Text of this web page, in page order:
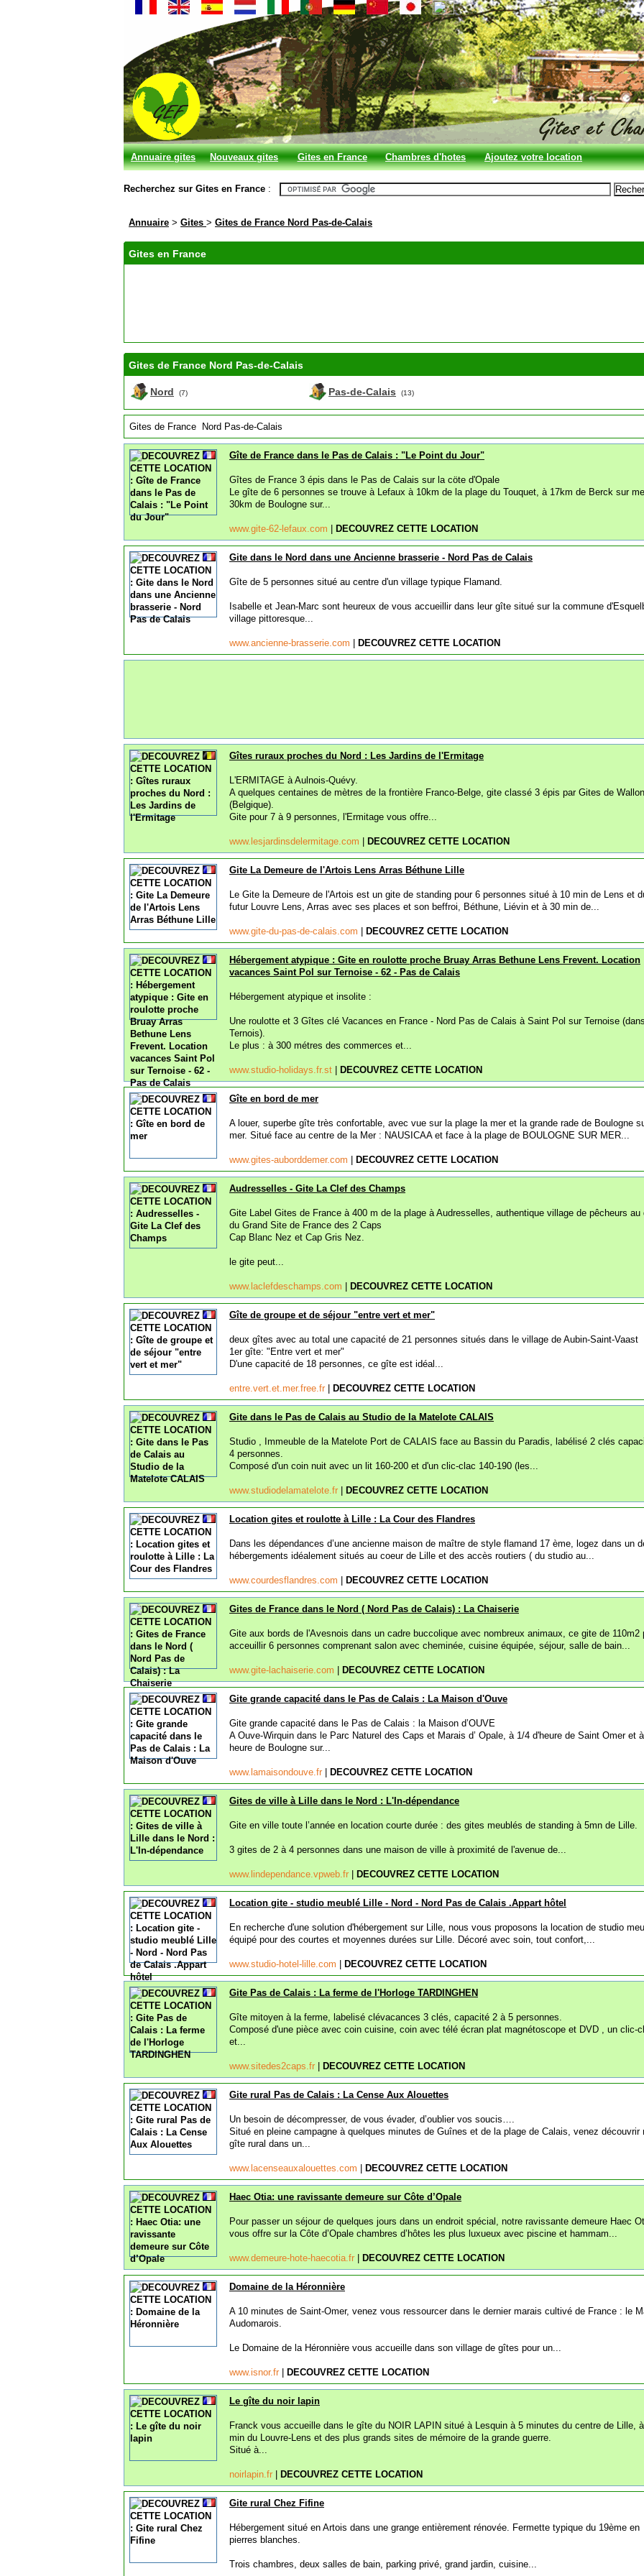
Annuaire gites Nouveaux gites
et chambres
Gites en France Chambres d'hotes
en France
Ajoutez votre location
Recherchez sur Gites en France :
Annuaire > Gites > Gites de France Nord Pas-de-Calais
Gites en France
Gites de France Nord Pas-de-Calais
Nord (7) Pas-de-Calais (13)
Gites de France Nord Pas-de-Calais
Gîte de France dans le Pas de Calais : "Le Point du Jour"
Gîtes de France 3 épis dans le Pas de Calais sur la cöte d'Opale
Le gîte de 6 personnes se trouve à Lefaux à 10km de la plage du Touquet, à 17km de Berck sur
30km de Boulogne sur...
www.gite-62-lefaux.com DECOUVREZ CETTE LOCATION
Gite dans le Nord dans une Ancienne brasserie - Nord Pas de Calais
Gîte de 5 personnes situé au centre d'un village typique Flamand.
Isabelle et Jean-Marc sont heureux de vous accueillir dans leur gîte situé sur la commune
village pittoresque...
www.ancienne-brasserie.com DECOUVREZ CETTE LOCATION
Gîtes ruraux proches du Nord : Les Jardins de l'Ermitage
L'ERMITAGE à Aulnois-Quévy.
A quelques centaines de mètres de la frontière Franco-Belge, gite classé 3 épis par Gites de
(Belgique).
Gite pour 7 à 9 personnes, l'Ermitage vous offre...
www.lesjardinsdelermitage.com DECOUVREZ CETTE LOCATION
Gite La Demeure de l'Artois Lens Arras Béthune Lille
Le Gite la Demeure de l'Artois est un gite de standing pour 6 personnes situé à 10 min de Lens et
futur Louvre Lens, Arras avec ses places et son beffroi, Béthune, Liévin et à 30 min de...
www.gite-du-pas-de-calais.com DECOUVREZ CETTE LOCATION
Hébergement atypique : Gite en roulotte proche Bruay Arras Bethune Lens Frevent. Location
vacances Saint Pol sur Ternoise - 62 - Pas de Calais
Hébergement atypique et insolite :
Une roulotte et 3 Gîtes clé Vacances en France - Nord Pas de Calais à Saint Pol sur Ternoise
Ternois).
Le plus : à 300 métres des commerces et...
www.studio-holidays.fr.st DECOUVREZ CETTE LOCATION
Gîte en bord de mer
A louer, superbe gîte très confortable, avec vue sur la plage la mer et la grande rade de Boulogne
mer. Situé face au centre de la Mer : NAUSICAA et face à la plage de BOULOGNE SUR MER...
www.gites-auborddemer.com DECOUVREZ CETTE LOCATION
Audresselles - Gite La Clef des Champs
Gite Label Gites de France à 400 m de la plage à Audresselles, authentique village de pêcheurs au
du Grand Site de France des 2 Caps
Cap Blanc Nez et Cap Gris Nez.
le gite peut...
www.laclefdeschamps.com DECOUVREZ CETTE LOCATION
Gîte de groupe et de séjour "entre vert et mer"
deux gîtes avec au total une capacité de 21 personnes situés dans le village de Aubin-Saint-Vaast
1er gîte: "Entre vert et mer"
D'une capacité de 18 personnes, ce gîte est idéal...
entre.vert.et.mer.free.fr DECOUVREZ CETTE LOCATION
Gite dans le Pas de Calais au Studio de la Matelote CALAIS
Studio , Immeuble de la Matelote Port de CALAIS face au Bassin du Paradis, labélisé 2 clés
4 personnes.
Composé d'un coin nuit avec un lit 160-200 et d'un clic-clac 140-190 (les...
www.studiodelamatelote.fr DECOUVREZ CETTE LOCATION
Location gites et roulotte à Lille : La Cour des Flandres
Dans les dépendances d’une ancienne maison de maître de style flamand 17 ème, logez dans un
hébergements idéalement situés au coeur de Lille et des accès routiers ( du studio au...
www.courdesflandres.com DECOUVREZ CETTE LOCATION
Gites de France dans le Nord ( Nord Pas de Calais) : La Chaiserie
Gite aux bords de l'Avesnois dans un cadre buccolique avec nombreux animaux, ce gite de 110m2
acceuillir 6 personnes comprenant salon avec cheminée, cuisine équipée, séjour, salle de bain...
www.gite-lachaiserie.com DECOUVREZ CETTE LOCATION
Gite grande capacité dans le Pas de Calais : La Maison d'Ouve
Gite grande capacité dans le Pas de Calais : la Maison d’OUVE
A Ouve-Wirquin dans le Parc Naturel des Caps et Marais d’ Opale, à 1/4 d'heure de Saint Omer et
heure de Boulogne sur...
www.lamaisondouve.fr DECOUVREZ CETTE LOCATION
Gites de ville à Lille dans le Nord : L'In-dépendance
Gite en ville toute l’année en location courte durée : des gites meublés de standing à 5mn de Lille.
3 gites de 2 à 4 personnes dans une maison de ville à proximité de l'avenue de...
www.lindependance.vpweb.fr DECOUVREZ CETTE LOCATION
Location gite - studio meublé Lille - Nord - Nord Pas de Calais .Appart hôtel
En recherche d'une solution d'hébergement sur Lille, nous vous proposons la location de studio
équipé pour des courtes et moyennes durées sur Lille. Décoré avec soin, tout confort,...
www.studio-hotel-lille.com DECOUVREZ CETTE LOCATION
Gite Pas de Calais : La ferme de l'Horloge TARDINGHEN
Gîte mitoyen à la ferme, labelisé clévacances 3 clés, capacité 2 à 5 personnes.
Composé d'une pièce avec coin cuisine, coin avec télé écran plat magnétoscope et DVD , un clic-
et...
www.sitedes2caps.fr DECOUVREZ CETTE LOCATION
Gite rural Pas de Calais : La Cense Aux Alouettes
Un besoin de décompresser, de vous évader, d’oublier vos soucis….
Situé en pleine campagne à quelques minutes de Guînes et de la plage de Calais, venez découvrir
gîte rural dans un...
www.lacenseauxalouettes.com DECOUVREZ CETTE LOCATION
Haec Otia: une ravissante demeure sur Côte d’Opale
Pour passer un séjour de quelques jours dans un endroit spécial, notre ravissante demeure Haec
vous offre sur la Côte d’Opale chambres d’hôtes les plus luxueux avec piscine et hammam...
www.demeure-hote-haecotia.fr DECOUVREZ CETTE LOCATION
Domaine de la Héronnière
A 10 minutes de Saint-Omer, venez vous ressourcer dans le dernier marais cultivé de France : le
Audomarois.
Le Domaine de la Héronnière vous accueille dans son village de gîtes pour un...
www.isnor.fr DECOUVREZ CETTE LOCATION
Le gîte du noir lapin
Franck vous accueille dans le gîte du NOIR LAPIN situé à Lesquin à 5 minutes du centre de Lille,
min du Louvre-Lens et des plus grands sites de mémoire de la grande guerre.
Situé à...
noirlapin.fr DECOUVREZ CETTE LOCATION
Gite rural Chez Fifine
Hébergement situé en Artois dans une grange entièrement rénovée. Fermette typique du 19ème en
pierres blanches.
Trois chambres, deux salles de bain, parking privé, grand jardin, cuisine...